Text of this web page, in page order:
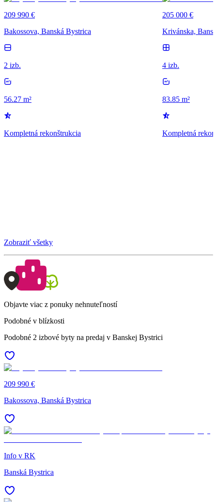
209 990 €
Bakossova, Banská Bystrica
2 izb.
56.27 m²
Kompletná rekonštrukcia
205 000 €
Krivánska,
4 izb.
83.85 m²
Kompletná
Zobraziť všetky
Objavte viac z ponuky nehnuteľností
Podobné v blízkosti
Podobné 2 izbové byty na predaj v Banskej Bystrici
209 990 €
Bakossova, Banská Bystrica
Info v RK
Banská Bystrica